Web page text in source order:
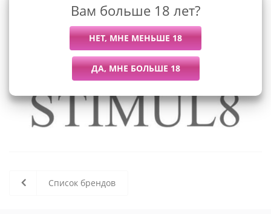
В данный момент нет активных
товаров
Список брендов
Вам больше 18 лет?